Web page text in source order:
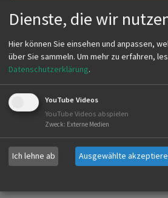
Tim Wissutschek
Hauptstr. 125
74931 Lobbach
Telefon 06221 5828046
E-Mailtim.wissutschek(at)outlook.de
Dienste, die wir
Hier können Sie einsehen und anpassen,
über Sie sammeln. Um mehr zu erfahren,
Datenschutzerklärung.
YouTube Videos
YouTube Videos abspielen
Zweck: Externe Medien
Ich lehne ab Ausgewählte